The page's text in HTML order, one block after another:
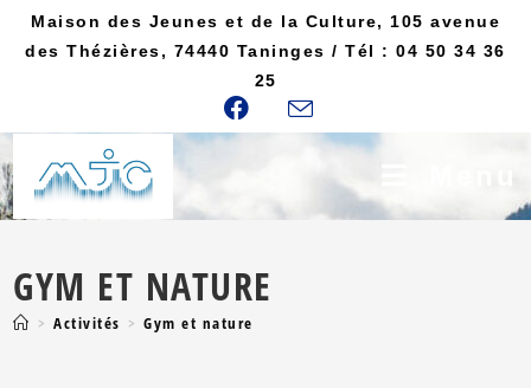
Maison des Jeunes et de la Culture, 105 avenue
des Thézières, 74440 Taninges / Tél : 04 50 34 36
25
GYM ET NATURE
> Activités > Gym et nature